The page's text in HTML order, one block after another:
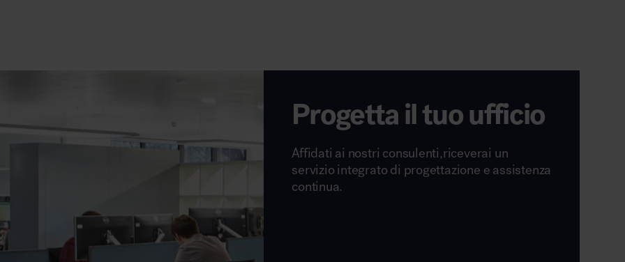
Progetta il tuo ufficio
Affidati ai nostri consulenti,riceverai un
servizio integrato di progettazione e assistenza
continua.